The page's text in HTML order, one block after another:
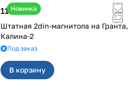
Новинка
11 800 ₽
Штатная 2din-магнитола на Гранта,
Калина-2
Под заказ
В корзину